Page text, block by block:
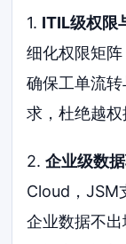
1. ITIL级权限
细化权限矩
确保工单流
求，杜绝越权
2.企业级数
Cloud，JSM
企业数据不